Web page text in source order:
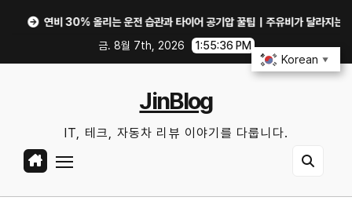
연비 30% 올리는 운전 습관과 타이어 공기압 꿀팁｜주유비가 달라지는 핵심은?
금. 8월 7th, 2026
1:55:36 PM
JinBlog
IT, 테크, 자동차 리뷰 이야기를 다룹니다.
Korean ▼